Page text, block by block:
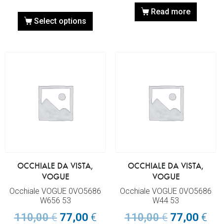
Select options
Read more
OCCHIALE DA VISTA,
VOGUE
Occhiale VOGUE 0VO5686
W656 53
110,00€ 77,00 €
OCCHIALE DA VISTA,
VOGUE
Occhiale VOGUE 0VO5686
W44 53
110,00€ 77,00 €